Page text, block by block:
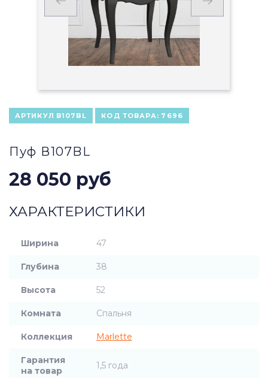
АРТИКУЛ В107BL КОД ТОВАРА: 7696
Пуф В107BL
28 050 руб
ХАРАКТЕРИСТИКИ
Ширина 47
Глубина 38
Высота 52
Комната Спальня
Коллекция Marlette
Гарантия
на товар
1,5 года